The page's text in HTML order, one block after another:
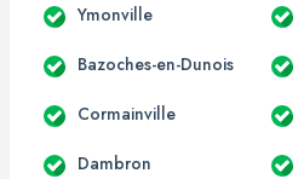
Ymonville
Bazoches-en-Dunois
Cormainville
Dambron